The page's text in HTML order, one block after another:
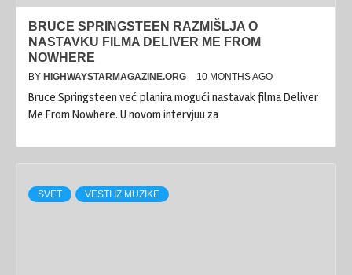
BRUCE SPRINGSTEEN RAZMIŠLJA O
NASTAVKU FILMA DELIVER ME FROM
NOWHERE
BY HIGHWAYSTARMAGAZINE.ORG 10 MONTHS AGO
Bruce Springsteen već planira mogući nastavak filma Deliver
Me From Nowhere. U novom intervjuu za
SVET VESTI IZ MUZIKE